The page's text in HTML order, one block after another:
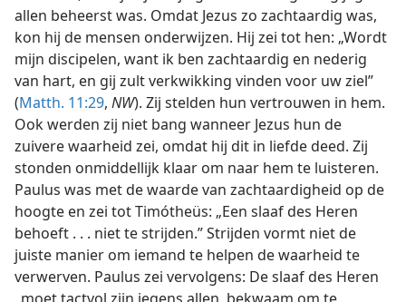
allen beheerst was. Omdat Jezus zo zachtaardig was,
kon hij de mensen onderwijzen. Hij zei tot hen: „Wordt
mijn discipelen, want ik ben zachtaardig en nederig
van hart, en gij zult verkwikking vinden voor uw ziel”
(Matth. 11:29, NW). Zij stelden hun vertrouwen in hem.
Ook werden zij niet bang wanneer Jezus hun de
zuivere waarheid zei, omdat hij dit in liefde deed. Zij
stonden onmiddellijk klaar om naar hem te luisteren.
Paulus was met de waarde van zachtaardigheid op de
hoogte en zei tot Timótheüs: „Een slaaf des Heren
behoeft . . . niet te strijden.” Strijden vormt niet de
juiste manier om iemand te helpen de waarheid te
verwerven. Paulus zei vervolgens: De slaaf des Heren